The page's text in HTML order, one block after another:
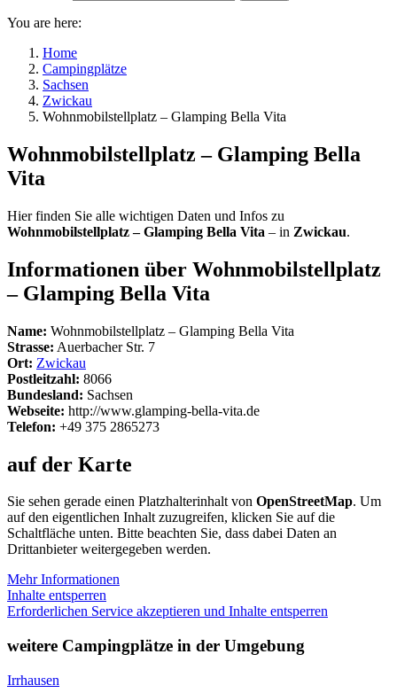
You are here:
Home
Campingplätze
Sachsen
Zwickau
Wohnmobilstellplatz – Glamping Bella Vita
Wohnmobilstellplatz – Glamping Bella
Vita
Hier finden Sie alle wichtigen Daten und Infos zu
Wohnmobilstellplatz – Glamping Bella Vita – in Zwickau.
Informationen über Wohnmobilstellplatz
– Glamping Bella Vita
Name: Wohnmobilstellplatz – Glamping Bella Vita
Strasse: Auerbacher Str. 7
Ort: Zwickau
Postleitzahl: 8066
Bundesland: Sachsen
Webseite: http://www.glamping-bella-vita.de
Telefon: +49 375 2865273
auf der Karte
Sie sehen gerade einen Platzhalterinhalt von OpenStreetMap. Um
auf den eigentlichen Inhalt zuzugreifen, klicken Sie auf die
Schaltfläche unten. Bitte beachten Sie, dass dabei Daten an
Drittanbieter weitergegeben werden.
Mehr Informationen
Inhalte entsperren
Erforderlichen Service akzeptieren und Inhalte entsperren
weitere Campingplätze in der Umgebung
Irrhausen